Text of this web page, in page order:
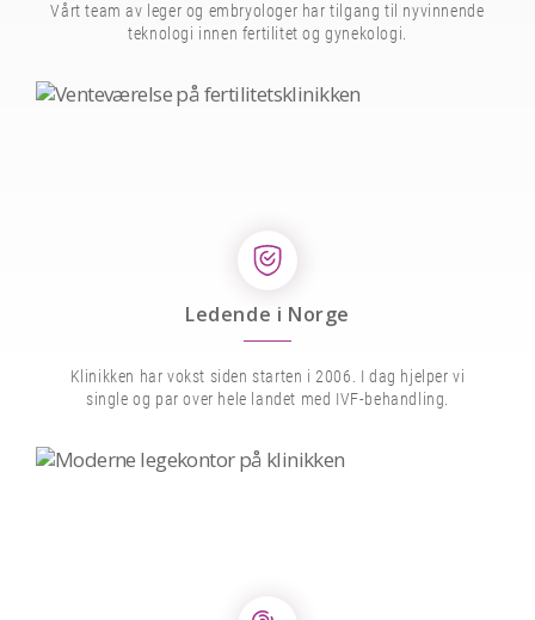
Vårt team av leger og embryologer har tilgang til nyvinnende
teknologi innen fertilitet og gynekologi.
Ledende i Norge
Klinikken har vokst siden starten i 2006. I dag hjelper vi
single og par over hele landet med IVF-behandling.